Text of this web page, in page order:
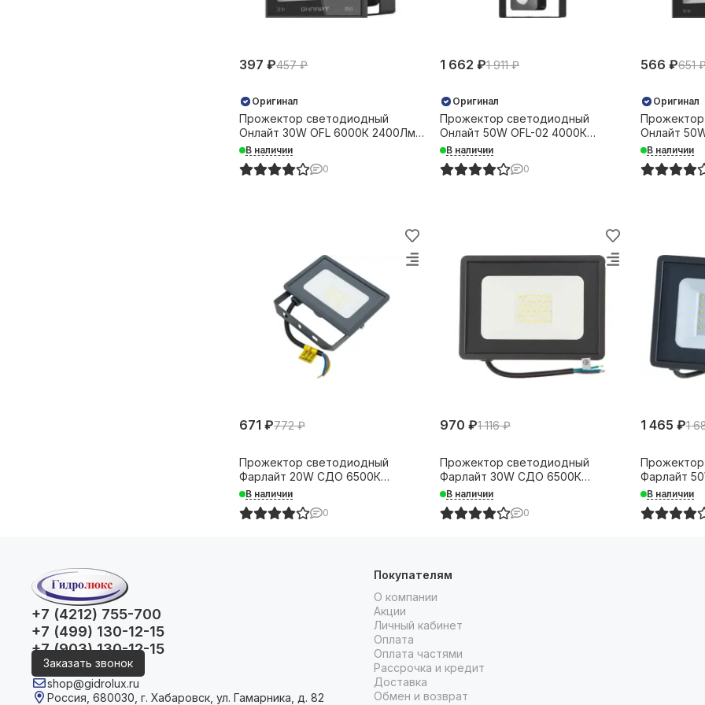
397 ₽457 ₽
Оригинал
Прожектор светодиодный
Онлайт 30W OFL 6000К 2400Лм
IP65 черный 31885
В наличии
0
1 662 ₽1 911 ₽
Оригинал
Прожектор светодиодный
Онлайт 50W OFL-02 4000К
4000Лм IP65 с датчиком
движения черный 36194
В наличии
0
566 ₽651
Оригинал
Онлайт
IP65
В наличии
671 ₽772 ₽
Прожектор светодиодный
Фарлайт 20W СДО 6500К
1700Лм IP65 серый 37622
В наличии
0
970 ₽1 116 ₽
Прожектор светодиодный
Фарлайт 30W СДО 6500К
2550Лм IP65 серый 37623
В наличии
0
1 465 ₽1
Фарлайт
4250Лм
В наличии
+7 (4212) 755-700
+7 (499) 130-12-15
+7 (903) 130-12-15
Заказать звонок
shop@gidrolux.ru
Россия, 680030, г. Хабаровск, ул. Гамарника, д. 82
Покупателям
О компании
Акции
Личный кабинет
Оплата
Оплата частями
Рассрочка и кредит
Доставка
Обмен и возврат